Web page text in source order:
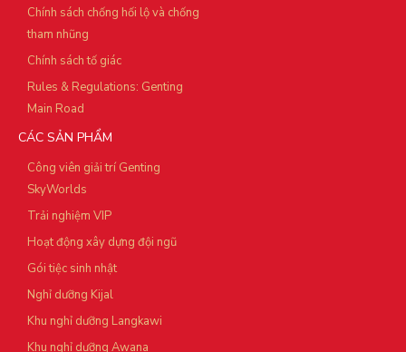
Chính sách chống hối lộ và chống
tham nhũng
Chính sách tố giác
Rules & Regulations: Genting
Main Road
CÁC SẢN PHẨM
Công viên giải trí Genting
SkyWorlds
Trải nghiệm VIP
Hoạt động xây dựng đội ngũ
Gói tiệc sinh nhật
Nghỉ dưỡng Kijal
Khu nghỉ dưỡng Langkawi
Khu nghỉ dưỡng Awana